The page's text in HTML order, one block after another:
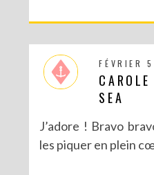
FÉVRIER
SEA
J’adore ! Bravo
les piquer en plein